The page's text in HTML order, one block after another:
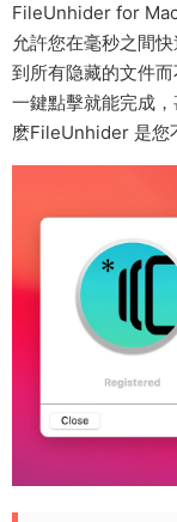
FileUnhider for Mac
允許您在毫秒之間
到所有隐藏的文件
一鍵點擊就能完成
麽FileUnhider 是您